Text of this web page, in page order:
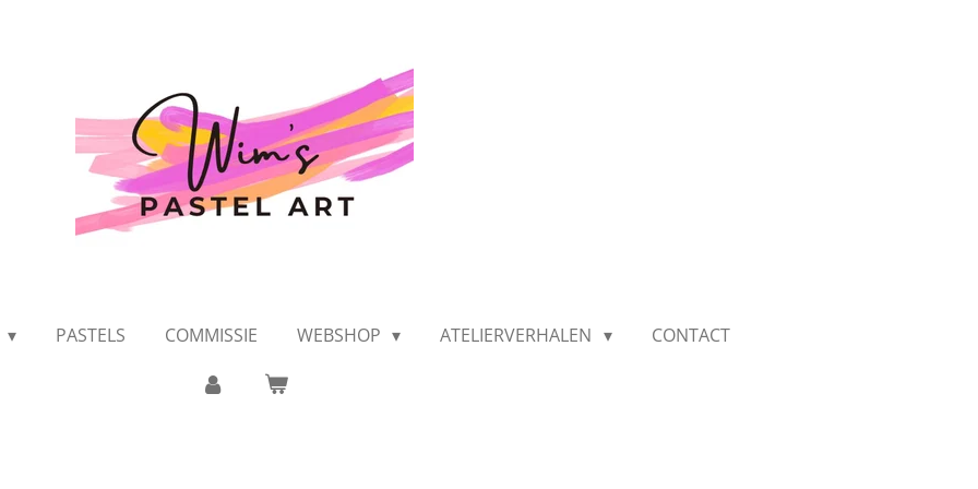
PASTELS COMMISSIE WEBSHOP ATELIERVERHALEN CONTACT